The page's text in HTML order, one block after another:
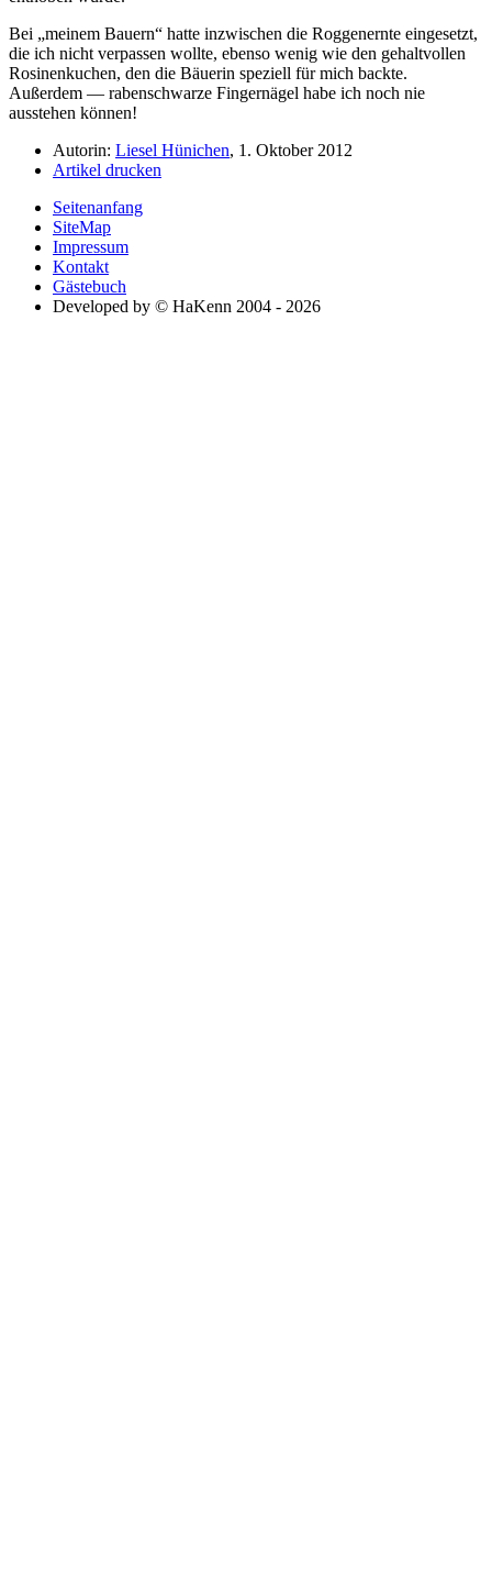
Bei
meinem Bauern
hatte inzwischen die Roggenernte eingesetzt,
die ich nicht verpassen wollte, ebenso wenig wie den gehaltvollen
Rosinenkuchen, den die Bäuerin speziell für mich backte.
Außerdem — rabenschwarze Fingernägel habe ich noch nie
ausstehen können!
Autorin: Liesel Hünichen, 1. Oktober 2012
Artikel drucken
Seitenanfang
SiteMap
Impressum
Kontakt
Gästebuch
Developed by © HaKenn 2004 - 2026